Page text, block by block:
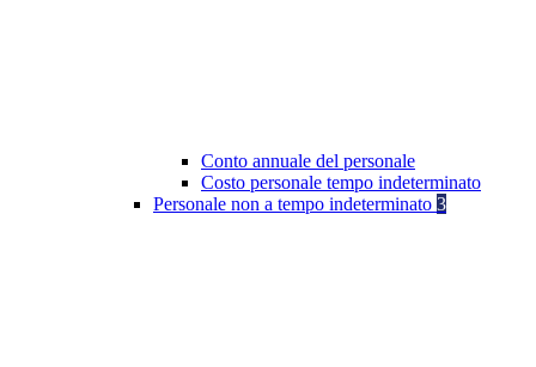
Conto annuale del personale
Costo personale tempo indeterminato
Personale non a tempo indeterminato 3